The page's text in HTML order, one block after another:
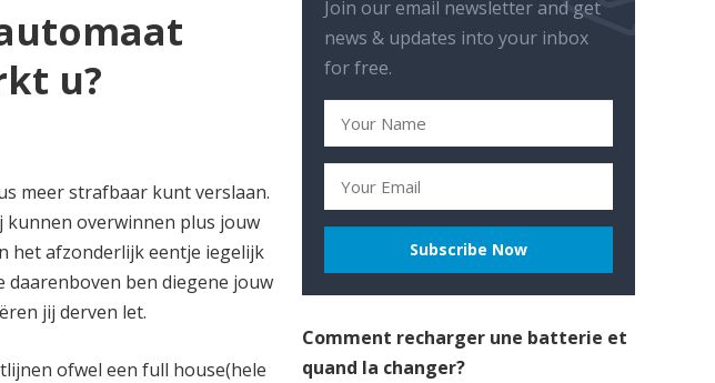
u?
meer strafbaar kunt verslaan.
kunnen overwinnen plus jouw
het afzonderlijk eentje iegelijk
daarenboven ben diegene jouw
jij derven let.
ofwel een full house(hele
Join our email newsletter and get
news & updates into your inbox
for free.
Comment recharger une batterie et
quand la changer?